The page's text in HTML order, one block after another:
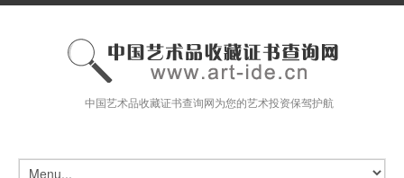
中国艺术品收藏证书查询网为您的艺术投资保驾护航